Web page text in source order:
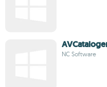
NC Software